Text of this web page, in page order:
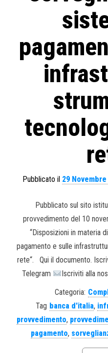
Pubblicato il 29 Novembre
Pubblicato sul sito
provvedimento del 10
“Disposizioni in materia
pagamento e sulle
rete“. Qui il documento.
Telegram
Iscriviti alla
Categoria:
Tag banca d'italia,
provvedimento,
pagamento,